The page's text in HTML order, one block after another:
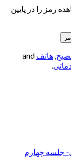
رمز را در پایین
, هاتف and
.
جلسه چهارم